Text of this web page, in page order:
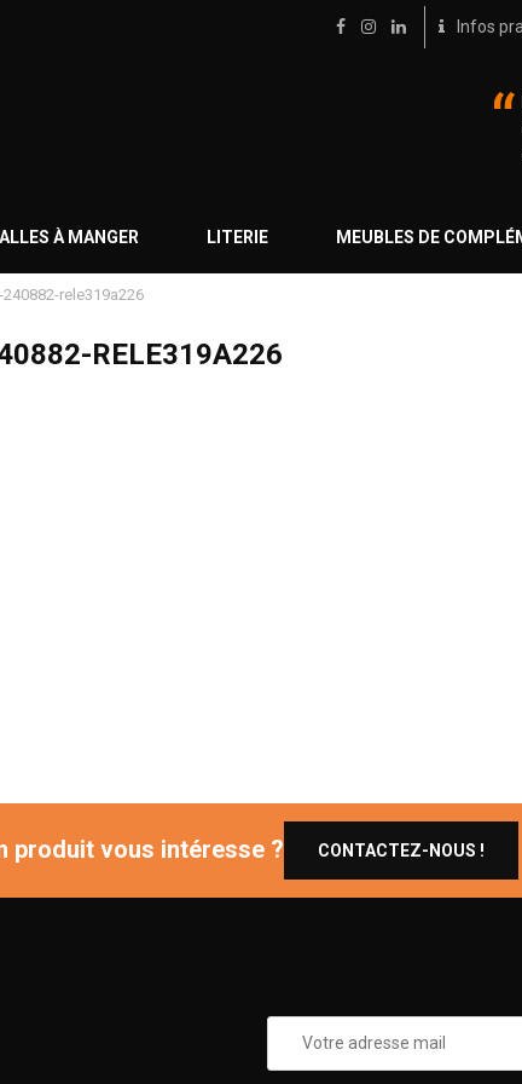
Infos
À MANGER LITERIE MEUBLES DE
rele319a226
RELE319A226
produit vous intéresse ? CONTACTEZ-NOUS !